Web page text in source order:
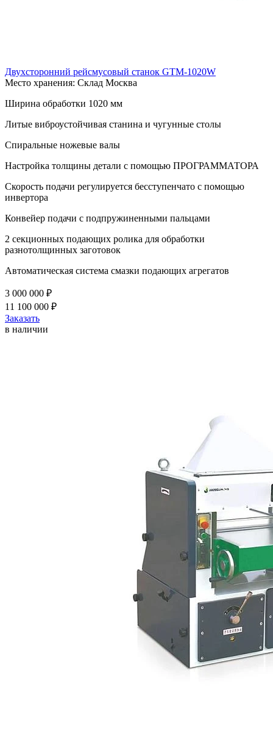
Двухсторонний рейсмусовый станок GTM-1020W
Место хранения: Склад Москва
Ширина обработки 1020 мм
Литые виброустойчивая станина и чугунные столы
Спиральные ножевые валы
Настройка толщины детали с помощью ПРОГРАММАТОРА
Скорость подачи регулируется бесступенчато с помощью
инвертора
Конвейер подачи с подпружиненными пальцами
2 секционных подающих ролика для обработки
разнотолщинных заготовок
Автоматическая система смазки подающих агрегатов
3 000 000 ₽
11 100 000 ₽
Заказать
в наличии